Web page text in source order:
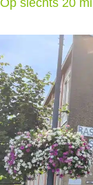
Op slechts 20